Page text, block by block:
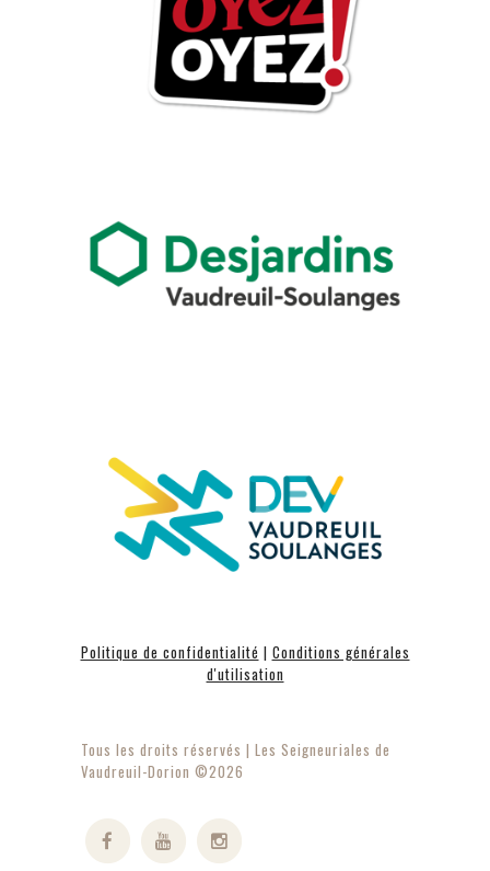
Politique de confidentialité | Conditions générales
d'utilisation
Tous les droits réservés | Les Seigneuriales de
Vaudreuil-Dorion ©2026